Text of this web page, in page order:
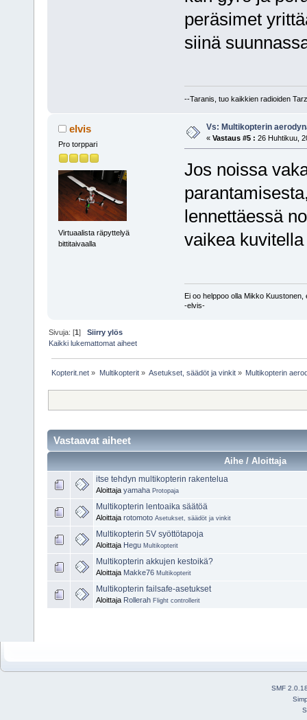
peräsimet
siinä
--Taranis, tuo kaikkien radioiden
elvis
Pro torppari
Virtuaalista räpyttelyä
bittitaivaalla
Vs: Multikopterin
« Vastaus #5 : 26 Huhtikuu,
Jos noissa
lennettäessä
vaikea
Ei oo helppoo olla Mikko Kuustonen,
-elvis-
Sivuja: [1]Siirry ylös
Kaikki lukemattomat aiheet
Kopterit.net » Multikopterit» Asetukset, säädöt ja vinkit» Multikopterin
Vastaavat aiheet
Aihe / Aloittaja
itse tehdyn multikopterin rakentelua
Aloittaja yamaha Protopaja
Multikopterin lentoaika säätöä
Aloittaja rotomoto Asetukset, säädöt ja vinkit
Multikopterin 5V syöttötapoja
Aloittaja Hegu Multikopterit
Multikopterin akkujen kestoikä?
Aloittaja Makke76 Multikopterit
Multikopterin failsafe-asetukset
Aloittaja Rollerah Flight controllerit
SMF